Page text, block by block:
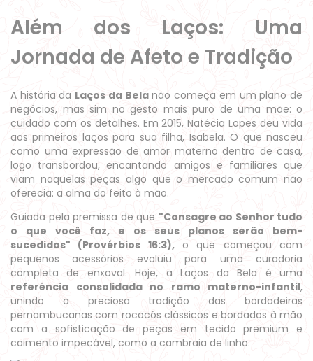
Além dos Laços: Uma
Jornada de Afeto e Tradição
A história da Laços da Belanão começa em um plano de
negócios, mas sim no gesto mais puro de uma mãe: o
cuidado com os detalhes. Em 2015, Natécia Lopes deu vida
aos primeiros laços para sua filha, Isabela. O que nasceu
como uma expressão de amor materno dentro de casa,
logo transbordou, encantando amigos e familiares que
viam naquelas peças algo que o mercado comum não
oferecia: a alma do feito à mão.
Guiada pela premissa de que "Consagre ao Senhor tudo
o que você faz, e os seus planos serão bem-
sucedidos" (Provérbios 16:3),o que começou com
pequenos acessórios evoluiu para uma curadoria
completa de enxoval. Hoje, a Laços da Bela é uma
referência consolidada no ramo materno-infantil,
unindo a preciosa tradição das bordadeiras
pernambucanas com rococós clássicos e bordados à mão
com a sofisticação de peças em tecido premium e
caimento impecável, como a cambraia de linho.